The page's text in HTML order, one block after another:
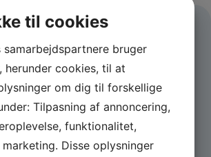
til cookies
bruger
herunder cookies, til at
om dig til forskellige
Tilpasning af annoncering,
funktionalitet,
Disse oplysninger